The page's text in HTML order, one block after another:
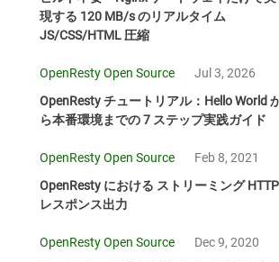
現する 120 MB/s のリアルタイム
JS/CSS/HTML 圧縮
OpenResty Open Source
Jul 3, 2026
OpenResty チュートリアル：Hello World
ら本番環境までの 7 ステップ実践ガイド
OpenResty Open Source
Feb 8, 2021
OpenResty における ストリーミング HTTP
レスポンス出力
OpenResty Open Source
Dec 9, 2020